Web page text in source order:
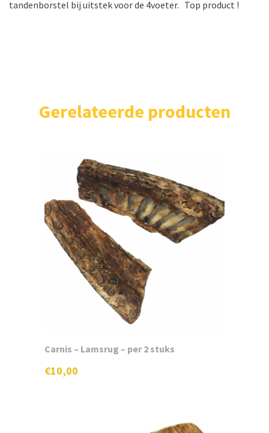
Home
Shop
Gratis staal
Contact
Naar website hondenhotel
tandenborstel bij uitstek voor de 4voeter. Top product !
Gerelateerde producten
Carnis – Lamsrug – per 2 stuks
€10,00